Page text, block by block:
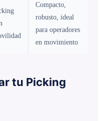
Compacto,
robusto, ideal
para operadores
en movimiento
tu Picking